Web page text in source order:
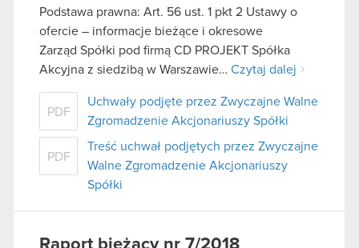
Podstawa prawna: Art. 56 ust. 1 pkt 2 Ustawy o
ofercie – informacje bieżące i okresowe
Zarząd Spółki pod firmą CD PROJEKT Spółka
Akcyjna z siedzibą w Warszawie… Czytaj dalej
PDF
Uchwały podjęte przez Zwyczajne Walne
Zgromadzenie Akcjonariuszy Spółki
PDF
Treść uchwał podjętych przez Zwyczajne
Walne Zgromadzenie Akcjonariuszy
Spółki